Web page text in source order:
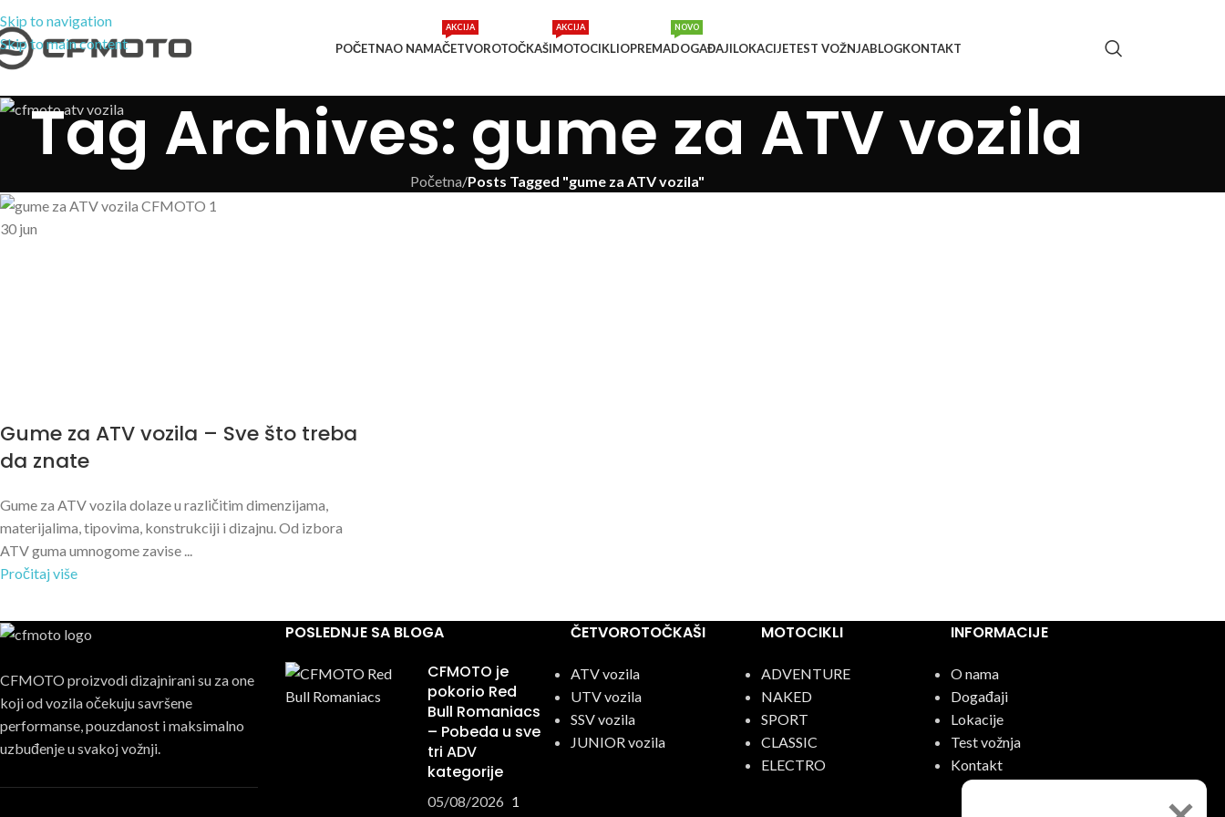
Skip to navigation
Skip to main content
POČETNAO NAMAČETVOROTOČKAŠI
AKCIJA
MOTOCIKLI
AKCIJA
OPREMADOGAĐAJI
NOVO
LOKACIJETEST VOŽNJABLOGKONTAKT
Tag Archives: gume za ATV vozila
Početna/Posts Tagged "gume za ATV vozila"
30 jun
Gume za ATV vozila – Sve što treba
da znate
Gume za ATV vozila dolaze u različitim dimenzijama,
materijalima, tipovima, konstrukciji i dizajnu. Od izbora
ATV guma umnogome zavise ...
Pročitaj više
CFMOTO proizvodi dizajnirani su za one
koji od vozila očekuju savršene
performanse, pouzdanost i maksimalno
uzbuđenje u svakoj vožnji.
POSLEDNJE SA BLOGA
CFMOTO je
pokorio Red
Bull Romaniacs
– Pobeda u sve
tri ADV
kategorije
05/08/2026 1
ČETVOROTOČKAŠI
ATV vozila
UTV vozila
SSV vozila
JUNIOR vozila
MOTOCIKLI
ADVENTURE
NAKED
SPORT
CLASSIC
ELECTRO
INFORMACIJE
O nama
Događaji
Lokacije
Test vožnja
Kontakt